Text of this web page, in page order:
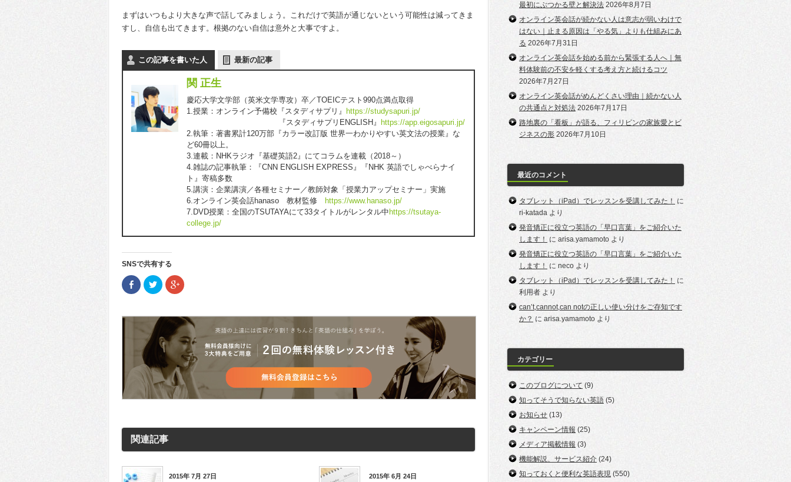
まずはいつもより大きな声で話してみましょう。これだけで英語が通じないという可能性は減ってきま
すし、自信も出てきます。根拠のない自信は意外と大事ですよ。
この記事を書いた人 最新の記事
関 正生
慶応大学文学部（英米文学専攻）卒／TOEICテスト990点満点取得
1.授業：オンライン予備校『スタディサプリ』
https://studysapuri.jp/
『スタディサプリENGLISH』
https://app.eigosapuri.jp/
2.執筆：著書累計120万部『カラー改訂版 世界一わかりやすい英文法の授業』な
ど60冊以上。
3.連載：NHKラジオ『基礎英語2』にてコラムを連載（2018～）
4.雑誌の記事執筆：『CNN ENGLISH EXPRESS』『NHK 英語でしゃべらナイ
ト』寄稿多数
5.講演：企業講演／各種セミナー／教師対象「授業力アップセミナー」実施
6.オンライン英会話hanaso 教材監修
https://www.hanaso.jp/
7.DVD授業：全国のTSUTAYAにて33タイトルがレンタル中 https://tsutaya-
college.jp/
SNSで共有する
Facebook
で
し
ウ
ド
ウ
で
開
す)
ク
リ
て
Twitter
共
有
(新
い
ウ
ィ
ン
ド
す)
ク
リ
て
Google+
共
有
(新
し
い
ウ
ィ
ン
ド
関連記事
2015年 7月 27日
2015年 6月 24日
最初にぶつかる壁と解決法 2026年8月7日
オンライン英会話が続かない人は意志が弱いわけで
はない｜止まる原因は「やる気」よりも仕組みにあ
る 2026年7月31日
オンライン英会話を始める前から緊張する人へ｜無
料体験前の不安を軽くする考え方と続けるコツ
2026年7月27日
オンライン英会話がめんどくさい理由｜続かない人
の共通点と対処法 2026年7月17日
路地裏の「看板」が語る、フィリピンの家族愛とビ
ジネスの形 2026年7月10日
最近のコメント
タブレット（iPad）でレッスンを受講してみた！
に
ri-katada より
発音矯正に役立つ英語の「早口言葉」をご紹介いた
します！
に arisa.yamamoto より
発音矯正に役立つ英語の「早口言葉」をご紹介いた
します！
に neco より
タブレット（iPad）でレッスンを受講してみた！
に
利用者 より
can’t,cannot,can notの正しい使い分けをご存知です
か？ に arisa.yamamoto より
カテゴリー
このブログについて (9)
知ってそうで知らない英語 (5)
お知らせ (13)
キャンペーン情報 (25)
メディア掲載情報 (3)
機能解説、サービス紹介 (24)
知っておくと便利な英語表現 (550)